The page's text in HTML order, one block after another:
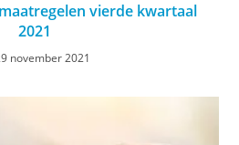
vierde kwartaal
2021
november 2021